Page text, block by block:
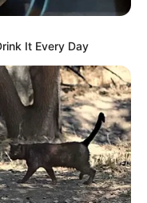
It Every Day